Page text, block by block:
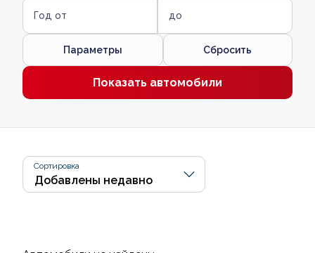
Год от до
Параметры Сбросить
Показать автомобили
Сортировка